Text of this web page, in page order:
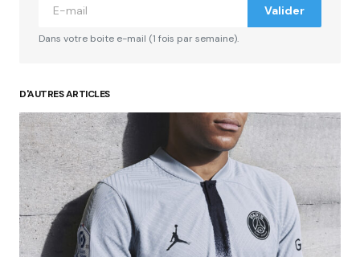
Valider
Dans votre boite e-mail (1 fois par semaine).
D'AUTRES ARTICLES